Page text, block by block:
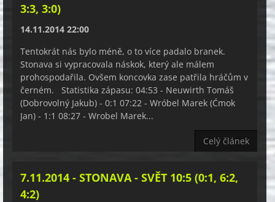
3:3, 3:0)
14.11.2014 22:00
Tentokrát nás bylo méně, o to více padalo branek.
Stonava si vypracovala náskok, který ale málem
prohospodařila. Ovšem koncovka zase patřila hráčům v
černém. Statistika zápasu: 04:53 - Neuwirth Tomáš
(Dobrovolný Jakub) - 0:1 07:22 - Wróbel Marek (Ćmok
Jan) - 1:1 08:27 - Wrobel Marek...
Celý článek
7.11.2014 - STONAVA - SVĚT 10:5 (0:1, 6:2,
4:2)